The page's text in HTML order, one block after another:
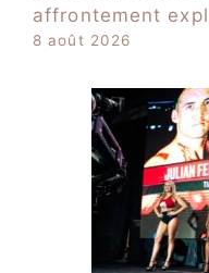
affrontement
8 août 2026